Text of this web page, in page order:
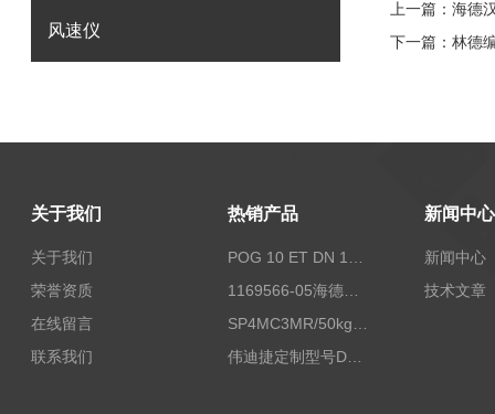
风速仪
上一篇： 海德
下一篇： 林德
关于我们
关于我们
荣誉资质
在线留言
联系我们
热销产品
1169566-05海德汉西门子编码器现货
伟迪捷定制型号DHM506-5000-002
新闻中心
新闻中心
技术文章